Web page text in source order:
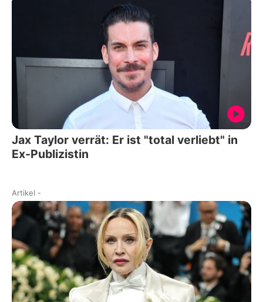
Jax Taylor verrät: Er ist "total verliebt" in
Ex-Publizistin
Artikel -